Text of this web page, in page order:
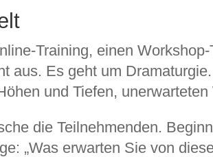
Training, einen
aus. Es geht um
und Tiefen,
die Teilnehmenden.
„Was erwarten Sie von